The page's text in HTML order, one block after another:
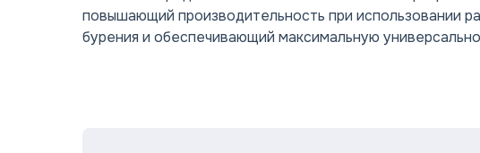
повышающий производительность при использовании
бурения и обеспечивающий максимальную